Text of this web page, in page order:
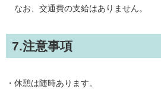
なお、交通費の支給はありません。
7.注意事項
・休憩は随時あります。